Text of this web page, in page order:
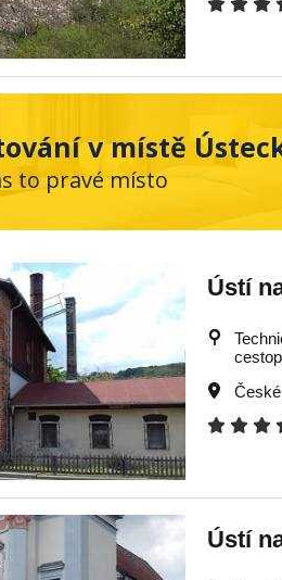
v místě
to pravé místo
Ústí
Ústí